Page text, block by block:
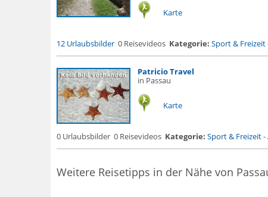
Karte
12 Urlaubsbilder 0 Reisevideos Kategorie: Sport & Freizeit
Patricio Travel
in Passau
Karte
0 Urlaubsbilder 0 Reisevideos Kategorie: Sport & Freizeit-
Weitere Reisetipps in der Nähe von